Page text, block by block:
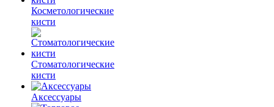
Косметологические
кисти
Стоматологические
кисти
Аксессуары